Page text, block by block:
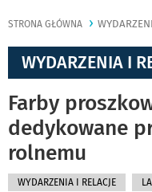
STRONA GŁÓWNA
WYDARZENIA I
Farby
dedykowane
rolnemu
WYDARZENIA I RELACJE